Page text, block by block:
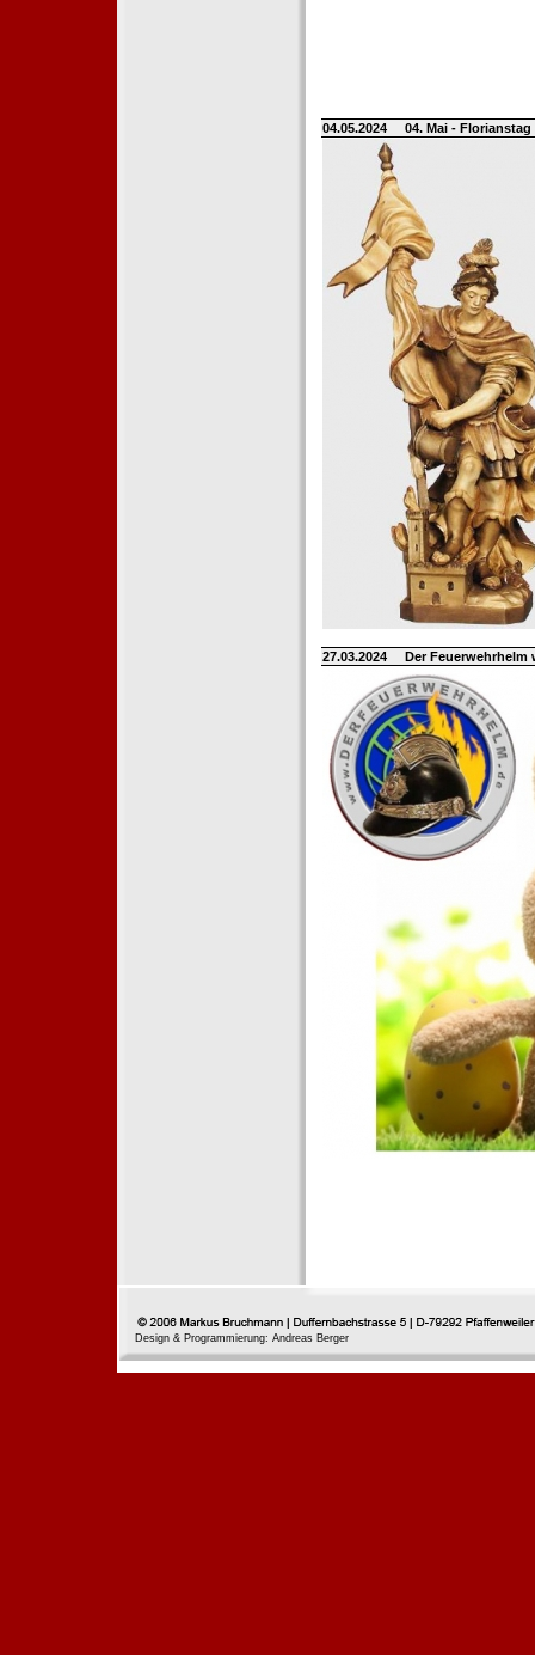
04.05.2024 04. Mai -
27.03.2024 Der
Design & Programmierung: Andreas Berger